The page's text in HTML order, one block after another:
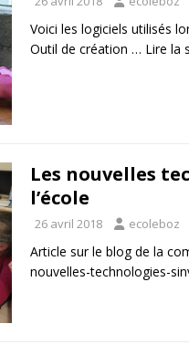
Voici les logiciels utilisés
Outil de création … Lire la
Les nouvelles
l’école
26 avril 2018 ecoleboz
Article sur le blog de la
nouvelles-technologies-